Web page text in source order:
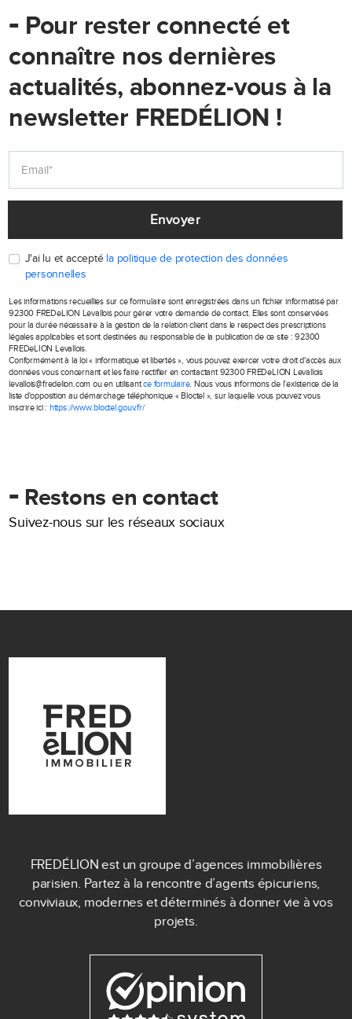
- Pour rester connecté et
connaître nos dernières
actualités, abonnez-vous à la
newsletter FREDÉLION !
Envoyer
J'ai lu et accepté la politique de protection des données
personnelles
Les informations recueillies sur ce formulaire sont enregistrées dans un fichier informatisé par
92300 FREDeLION Levallois pour gérer votre demande de contact. Elles sont conservées
pour la durée nécessaire à la gestion de la relation client dans le respect des prescriptions
légales applicables et sont destinées au responsable de la publication de ce site : 92300
FREDeLION Levallois.
Conformément à la loi « informatique et libertés », vous pouvez exercer votre droit d'accès aux
données vous concernant et les faire rectifier en contactant 92300 FREDeLION Levallois
levallois@fredelion.com ou en utilisantce formulaire. Nous vous informons de l’existence de la
liste d'opposition au démarchage téléphonique « Bloctel », sur laquelle vous pouvez vous
inscrire ici : https://www.bloctel.gouv.fr/
- Restons en contact
Suivez-nous sur les réseaux sociaux
FREDÉLION est un groupe d’agences immobilières
parisien. Partez à la rencontre d’agents épicuriens,
conviviaux, modernes et déterminés à donner vie à vos
projets.